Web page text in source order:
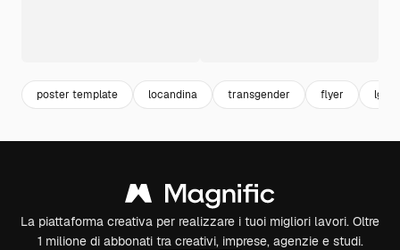
poster template locandina transgender flyer lgbt
La piattaforma creativa per realizzare i tuoi migliori lavori. Oltre
1 milione di abbonati tra creativi, imprese, agenzie e studi.